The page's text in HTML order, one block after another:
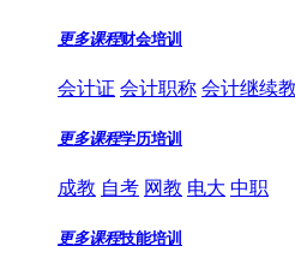
更多课程财会培训
会计证 会计职称 会计继续
更多课程学历培训
成教 自考 网教 电大 中职
更多课程技能培训